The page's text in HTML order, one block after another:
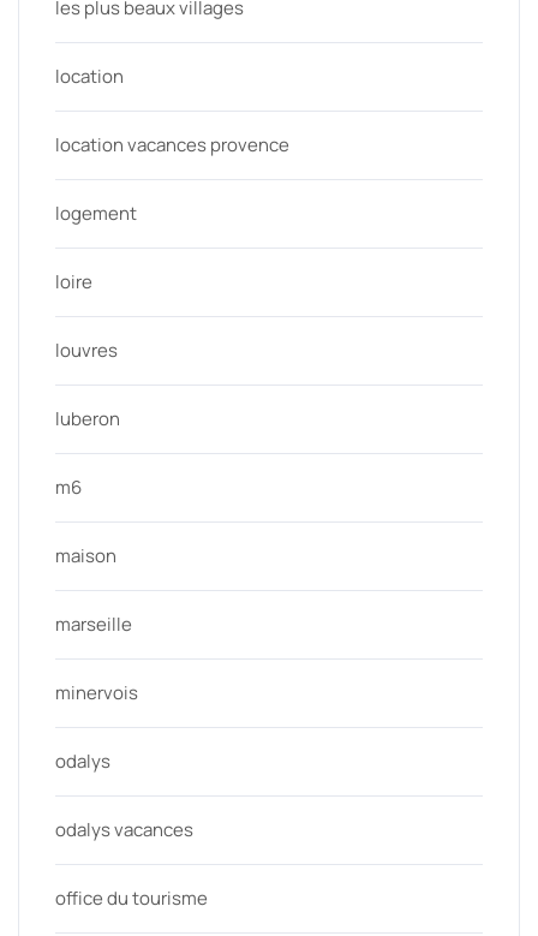
les plus beaux villages
location
location vacances provence
logement
loire
louvres
luberon
m6
maison
marseille
minervois
odalys
odalys vacances
office du tourisme